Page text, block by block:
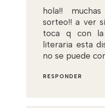
hola!!
sorteo!! a ver
toca q con
literaria esta
no se puede
RESPONDER